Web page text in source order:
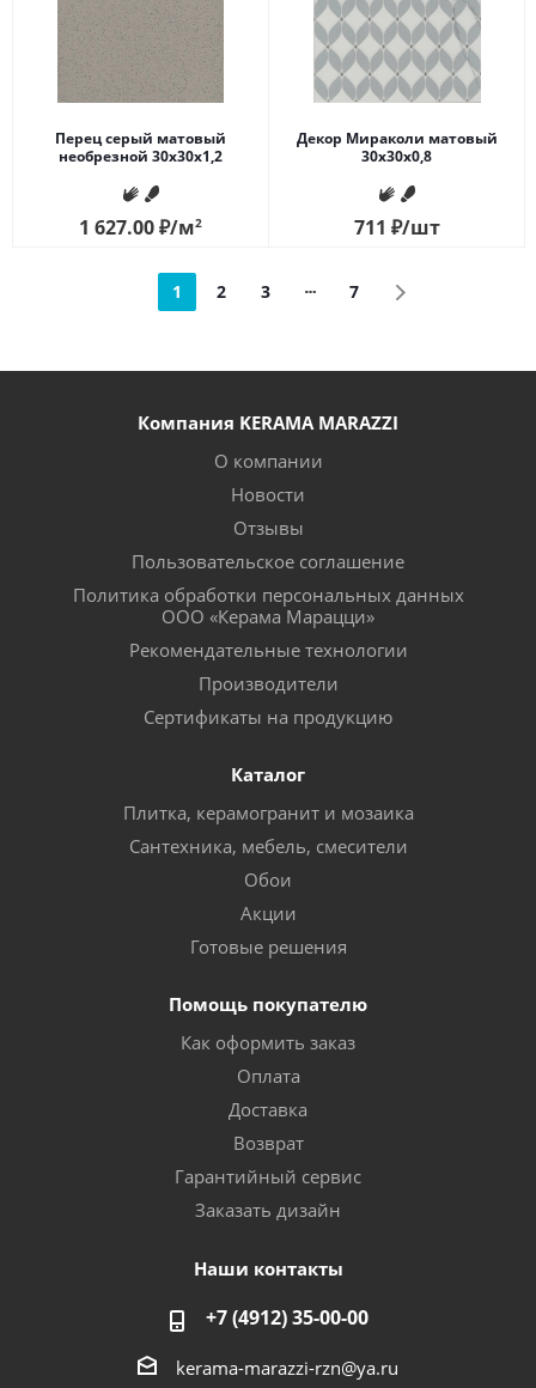
Перец серый матовый
необрезной 30x30x1,2
1 627.00₽/м2
Декор Мираколи матовый
30x30x0,8
711 ₽/шт
1 2 3 7
Компания KERAMA MARAZZI
О компании
Новости
Отзывы
Пользовательское соглашение
Политика обработки персональных данных
ООО «Керама Марацци»
Рекомендательные технологии
Производители
Сертификаты на продукцию
Каталог
Плитка, керамогранит и мозаика
Сантехника, мебель, смесители
Обои
Акции
Готовые решения
Помощь покупателю
Как оформить заказ
Оплата
Доставка
Возврат
Гарантийный сервис
Заказать дизайн
Наши контакты
+7 (4912) 35-00-00
kerama-marazzi-rzn@ya.ru